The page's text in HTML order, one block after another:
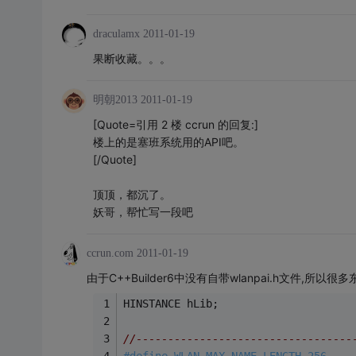
draculamx 2011-01-19
果断收藏。。。
明朝2013 2011-01-19
[Quote=引用 2 楼 ccrun 的回复:]
楼上的是塞班系统用的API吧。
[/Quote]
顶顶，都沉了。
妖哥，帮忙写一段吧
ccrun.com 2011-01-19
由于C++Builder6中没有自带wlanpai.h文件,所以很多
HINSTANCE hLib;